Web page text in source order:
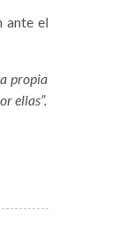
ante el
propia
ellas”.